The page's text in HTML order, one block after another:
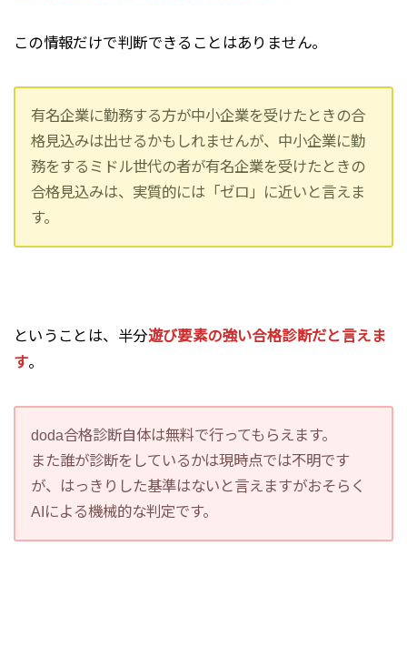
この情報だけで判断できることはありません。
有名企業に勤務する方が中小企業を受けたときの合
格見込みは出せるかもしれませんが、中小企業に勤
務をするミドル世代の者が有名企業を受けたときの
合格見込みは、実質的には「ゼロ」に近いと言えま
す。
ということは、半分遊び要素の強い合格診断だと言えま
す。
doda合格診断自体は無料で行ってもらえます。
また誰が診断をしているかは現時点では不明です
が、はっきりした基準はないと言えますがおそらく
AIによる機械的な判定です。